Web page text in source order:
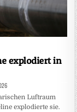
explodiert in
Luftraum
explodierte sie.